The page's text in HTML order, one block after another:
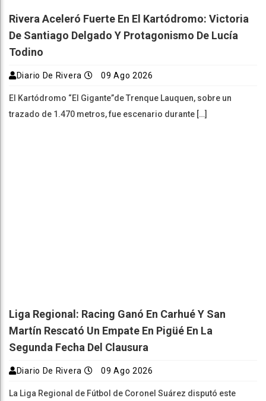
Rivera Aceleró Fuerte En El Kartódromo: Victoria
De Santiago Delgado Y Protagonismo De Lucía
Todino
Diario De Rivera 09 Ago 2026
El Kartódromo “El Gigante”de Trenque Lauquen, sobre un
trazado de 1.470 metros, fue escenario durante […]
Liga Regional: Racing Ganó En Carhué Y San
Martín Rescató Un Empate En Pigüé En La
Segunda Fecha Del Clausura
Diario De Rivera 09 Ago 2026
La Liga Regional de Fútbol de Coronel Suárez disputó este